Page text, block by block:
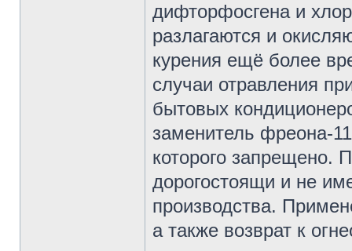
дифторфосгена и
разлагаются и
курения ещё более
случаи отравления
бытовых
заменитель фреона-
которого запрещено.
дорогостоящи и не
производства.
а также возврат к